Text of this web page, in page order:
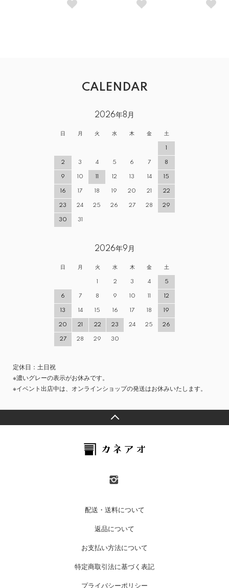
CALENDAR
2026年8月
日 月 火 水 木 金 土
1
2 3 4 5 6 7 8
9 10 11 12 13 14 15
16 17 18 19 20 21 22
23 24 25 26 27 28 29
30 31
2026年9月
日 月 火 水 木 金 土
1 2 3 4 5
6 7 8 9 10 11 12
13 14 15 16 17 18 19
20 21 22 23 24 25 26
27 28 29 30
定休日：土日祝
※濃いグレーの表示がお休みです。
※イベント出店中は、オンラインショップの発送はお休みいたします。
配送・送料について
返品について
お支払い方法について
特定商取引法に基づく表記
プライバシーポリシー